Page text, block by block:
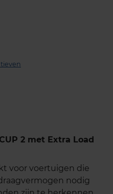
2 met Extra Load
voor voertuigen die
nodig